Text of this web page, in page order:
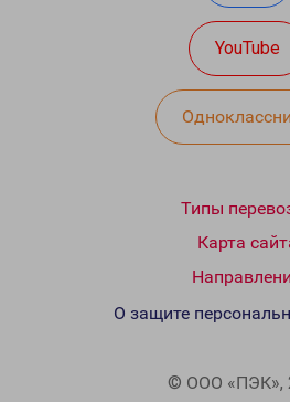
YouTube
Типы
Карта
© ООО «ПЭК»,
О защите